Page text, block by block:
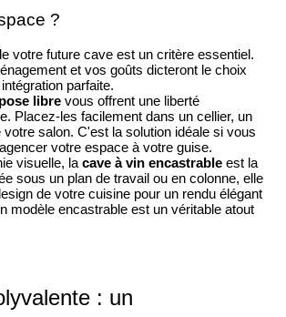
?
votre future cave est un critère essentiel.
et vos goûts dicteront le choix
parfaite.
pose libre vous offrent une liberté
Placez-les facilement dans un cellier, un
salon. C'est la solution idéale si vous
votre espace à votre guise.
visuelle, la cave à vin encastrable est la
sous un plan de travail ou en colonne, elle
de votre cuisine pour un rendu élégant
modèle encastrable est un véritable atout
: un